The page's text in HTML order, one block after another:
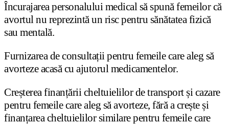
Încurajarea personalului medical să spună femeilor că
avortul nu reprezintă un risc pentru sănătatea fizică
sau mentală.
Furnizarea de consultații pentru femeile care aleg să
avorteze acasă cu ajutorul medicamentelor.
Creșterea finanțării cheltuielilor de transport și cazare
pentru femeile care aleg să avorteze, fără a crește și
finanțarea cheltuielilor similare pentru femeile care